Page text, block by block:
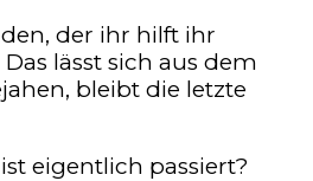
der ihr hilft ihr
lässt sich aus dem
bleibt die letzte
eigentlich passiert?